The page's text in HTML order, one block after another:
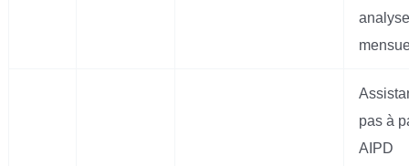
pas à
AIPD